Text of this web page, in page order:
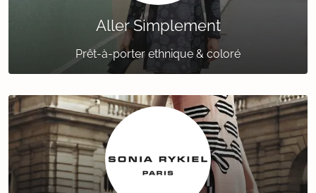
Aller Simplement
Prêt-à-porter ethnique & coloré